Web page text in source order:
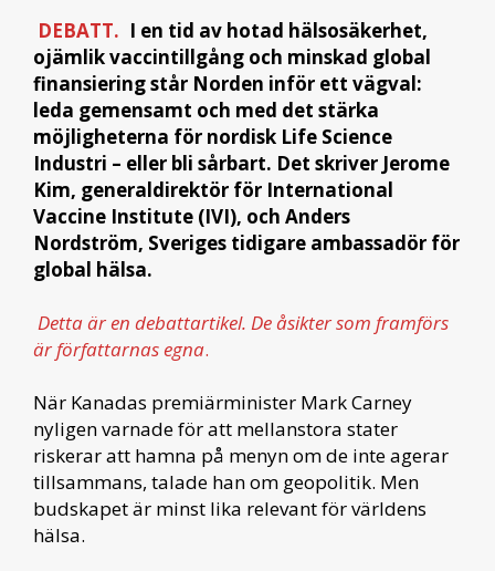
DEBATT. I en tid av hotad hälsosäkerhet,
ojämlik vaccintillgång och minskad global
finansiering står Norden inför ett vägval:
leda gemensamt och med det stärka
möjligheterna för nordisk Life Science
Industri – eller bli sårbart. Det skriver Jerome
Kim, generaldirektör för International
Vaccine Institute (IVI), och Anders
Nordström, Sveriges tidigare ambassadör för
global hälsa.
Detta är en debattartikel. De åsikter som framförs
är författarnas egna.
När Kanadas premiärminister Mark Carney
nyligen varnade för att mellanstora stater
riskerar att hamna på menyn om de inte agerar
tillsammans, talade han om geopolitik. Men
budskapet är minst lika relevant för världens
hälsa.